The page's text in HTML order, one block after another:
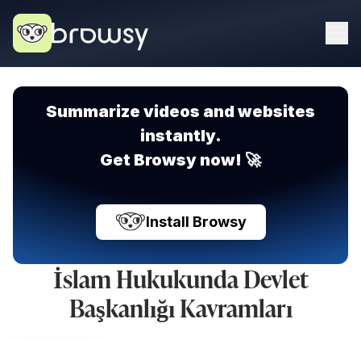
Summarize videos and websites
instantly.
Get Browsy now! 🚀
Install Browsy
İslam Hukukunda Devlet
Başkanlığı Kavramları